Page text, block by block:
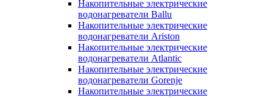
Накопительные электрические
водонагреватели Ballu
Накопительные электрические
водонагреватели Ariston
Накопительные электрические
водонагреватели Atlantic
Накопительные электрические
водонагреватели Gorenje
Накопительные электрические